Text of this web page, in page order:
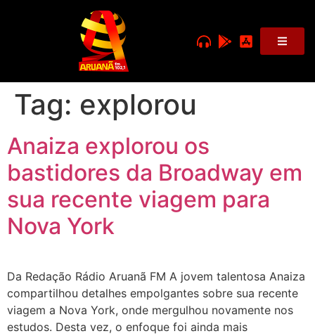
Tag: explorou
Anaiza explorou os
bastidores da Broadway em
sua recente viagem para
Nova York
Da Redação Rádio Aruanã FM A jovem talentosa Anaiza
compartilhou detalhes empolgantes sobre sua recente
viagem a Nova York, onde mergulhou novamente nos
estudos. Desta vez, o enfoque foi ainda mais